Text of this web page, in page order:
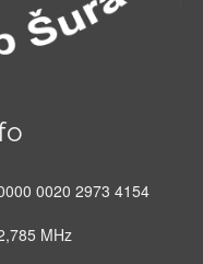
0020 2973 4154
MHz